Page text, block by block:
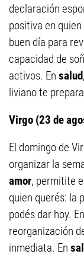
declaración
positiva en
buen día para
capacidad de
activos. En salud
liviano te
Virgo (23 de
El domingo de
organizar la
amor, permitite
quien querés: la
podés dar hoy.
reorganización
inmediata. En